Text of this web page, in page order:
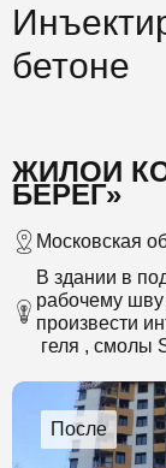
бетоне
ЖИЛОЙ
БЕРЕГ»
Московская
В здании в
рабочему
произвести
геля , смолы